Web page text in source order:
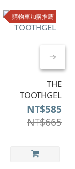
購物車加購推薦
THE
TOOTHGEL
NT$585
NT$665